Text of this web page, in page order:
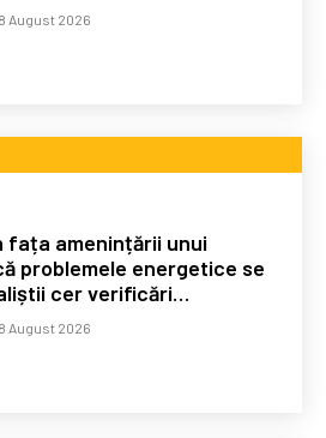
8 August 2026
fața amenințării unui
problemele energetice se
cer verificări…
8 August 2026